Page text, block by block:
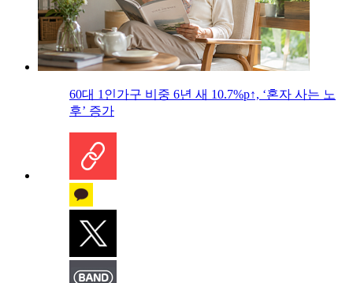
60대 1인가구 비중 6년 새 10.7%p↑, ‘혼자 사는 노
후’ 증가